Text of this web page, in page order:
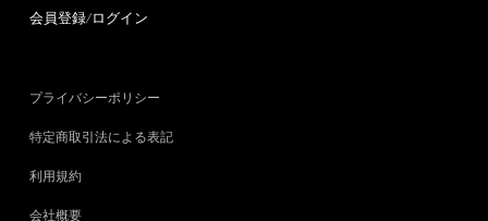
会員登録/ログイン
プライバシーポリシー
特定商取引法による表記
利用規約
会社概要